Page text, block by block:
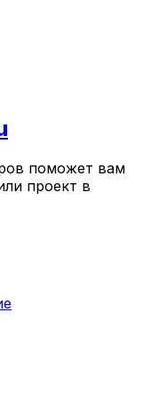
поможет вам
проект в